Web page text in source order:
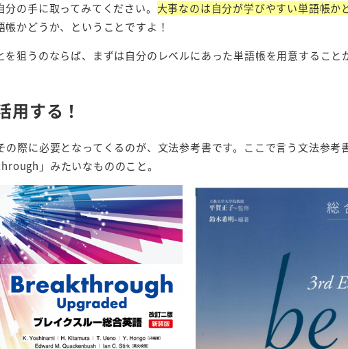
の手に取ってみてください。 大事なのは自分が学びやすい単語帳か
かどうか、ということですよ！
狙うのならば、まずは自分のレベルにあった単語帳を用意すること
する！
際に必要となってくるのが、文法参考書です。ここで言う文法参考
」みたいなもののこと。